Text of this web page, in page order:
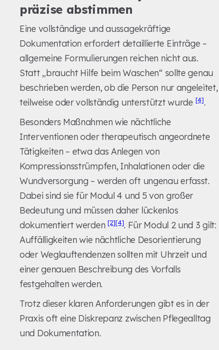
präzise abstimmen
Eine vollständige und aussagekräftige
Dokumentation erfordert detaillierte Einträge –
allgemeine Formulierungen reichen nicht aus.
Statt „braucht Hilfe beim Waschen“ sollte genau
beschrieben werden, ob die Person nur angeleitet,
teilweise oder vollständig unterstützt wurde [4].
Besonders Maßnahmen wie nächtliche
Interventionen oder therapeutisch angeordnete
Tätigkeiten – etwa das Anlegen von
Kompressionsstrümpfen, Inhalationen oder die
Wundversorgung – werden oft ungenau erfasst.
Dabei sind sie für Modul 4 und 5 von großer
Bedeutung und müssen daher lückenlos
dokumentiert werden [2][4]. Für Modul 2 und 3 gilt:
Auffälligkeiten wie nächtliche Desorientierung
oder Weglauftendenzen sollten mit Uhrzeit und
einer genauen Beschreibung des Vorfalls
festgehalten werden.
Trotz dieser klaren Anforderungen gibt es in der
Praxis oft eine Diskrepanz zwischen Pflegealltag
und Dokumentation.